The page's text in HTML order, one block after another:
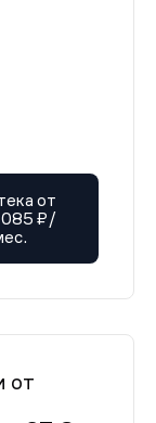
от
₽/
от